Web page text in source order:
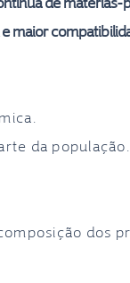
maior
da
dos